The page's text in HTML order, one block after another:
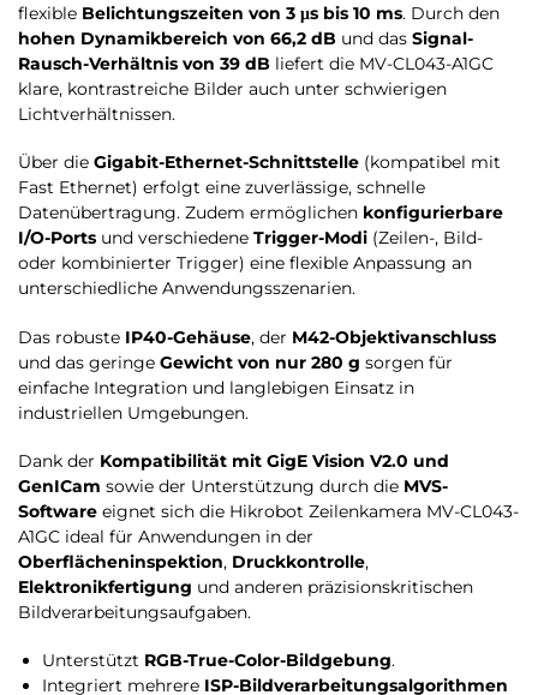
flexible Belichtungszeiten von 3 μs bis 10 ms. Durch den
hohen Dynamikbereich von 66,2 dB und das Signal-
Rausch-Verhältnis von 39 dB liefert die MV-CL043-A1GC
klare, kontrastreiche Bilder auch unter schwierigen
Lichtverhältnissen.
Über die Gigabit-Ethernet-Schnittstelle (kompatibel mit
Fast Ethernet) erfolgt eine zuverlässige, schnelle
Datenübertragung. Zudem ermöglichen konfigurierbare
I/O-Ports und verschiedene Trigger-Modi (Zeilen-, Bild-
oder kombinierter Trigger) eine flexible Anpassung an
unterschiedliche Anwendungsszenarien.
Das robuste IP40-Gehäuse, der M42-Objektivanschluss
und das geringe Gewicht von nur 280 g sorgen für
einfache Integration und langlebigen Einsatz in
industriellen Umgebungen.
Dank der Kompatibilität mit GigE Vision V2.0 und
GenICam sowie der Unterstützung durch die MVS-
Software eignet sich die Hikrobot Zeilenkamera MV-CL043-
A1GC ideal für Anwendungen in der
Oberflächeninspektion, Druckkontrolle,
Elektronikfertigung und anderen präzisionskritischen
Bildverarbeitungsaufgaben.
Unterstützt RGB-True-Color-Bildgebung.
Integriert mehrere ISP-Bildverarbeitungsalgorithmen